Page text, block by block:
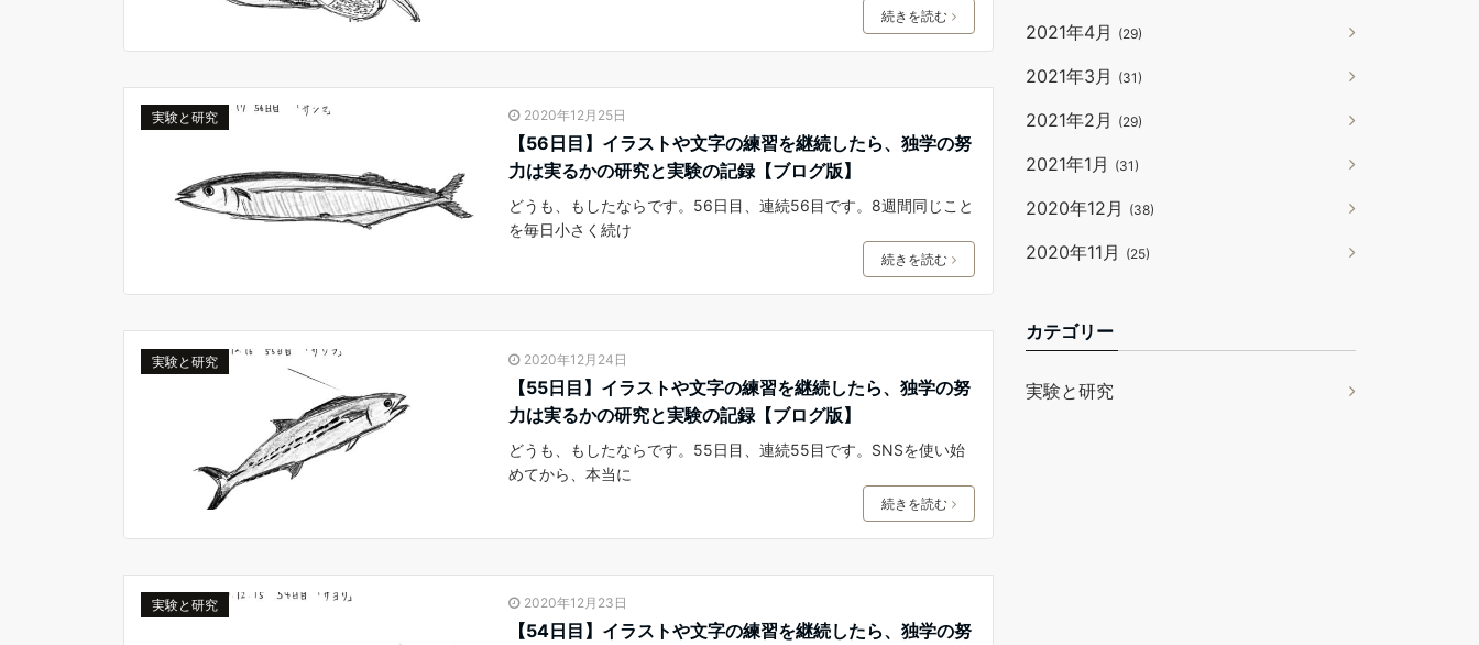
続きを読む
実験と研究 2020年12月25日
【56日目】イラストや文字の練習を継続したら、独学の努
力は実るかの研究と実験の記録【ブログ版】
どうも、もしたならです。56日目、連続56目です。8週間同じこと
を毎日小さく続け
続きを読む
実験と研究 2020年12月24日
【55日目】イラストや文字の練習を継続したら、独学の努
力は実るかの研究と実験の記録【ブログ版】
どうも、もしたならです。55日目、連続55目です。SNSを使い始
めてから、本当に
続きを読む
実験と研究 2020年12月23日
【54日目】イラストや文字の練習を継続したら、独学の努
2021年4月 (29)
2021年3月 (31)
2021年2月 (29)
2021年1月 (31)
2020年12月 (38)
2020年11月 (25)
カテゴリー
実験と研究